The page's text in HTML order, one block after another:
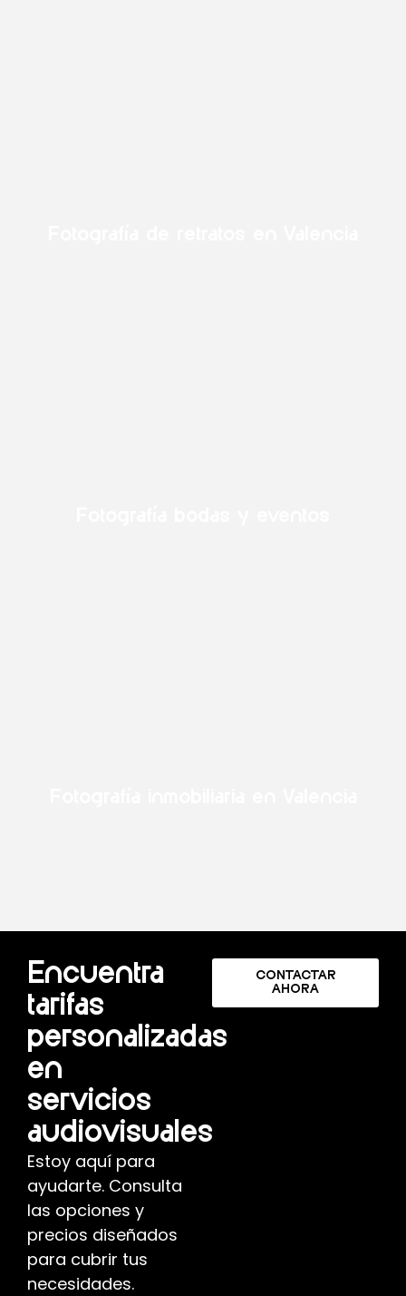
Encuentra
tarifas
personalizadas
en
servicios
audiovisuales
Estoy aquí para
ayudarte. Consulta
las opciones y
precios diseñados
para cubrir tus
necesidades.
CONTACTAR
AHORA